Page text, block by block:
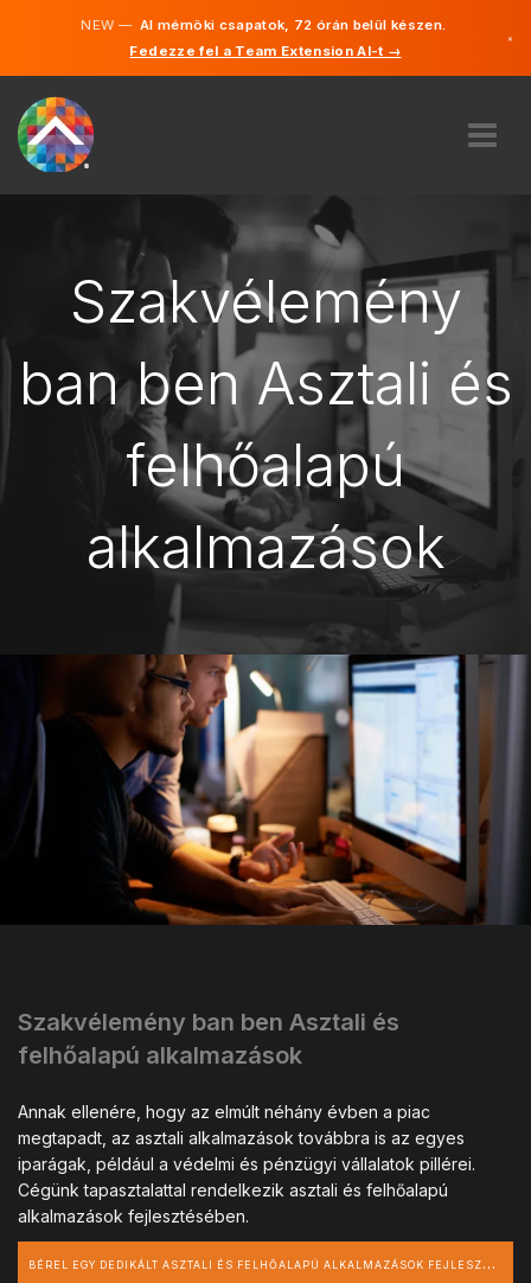
NEW —AI mérnöki csapatok, 72 órán belül készen.
Fedezze fel a Team Extension AI-t →
×
SZAKVÉLEMÉNY
HOGYAN MŰKÖDIK?
KARRIER
MAGYARORSZÁG
FOGJ NEKI
Szakvélemény
ban ben Asztali és
felhőalapú
alkalmazások
Szakvélemény ban ben Asztali és
felhőalapú alkalmazások
Annak ellenére, hogy az elmúlt néhány évben a piac
megtapadt, az asztali alkalmazások továbbra is az egyes
iparágak, például a védelmi és pénzügyi vállalatok pillérei.
Cégünk tapasztalattal rendelkezik asztali és felhőalapú
alkalmazások fejlesztésében.
B
ÉREL EGY DEDIKÁLT ASZTALI ÉS FELHŐALAPÚ ALKALMAZÁSOK FEJLESZTŐT